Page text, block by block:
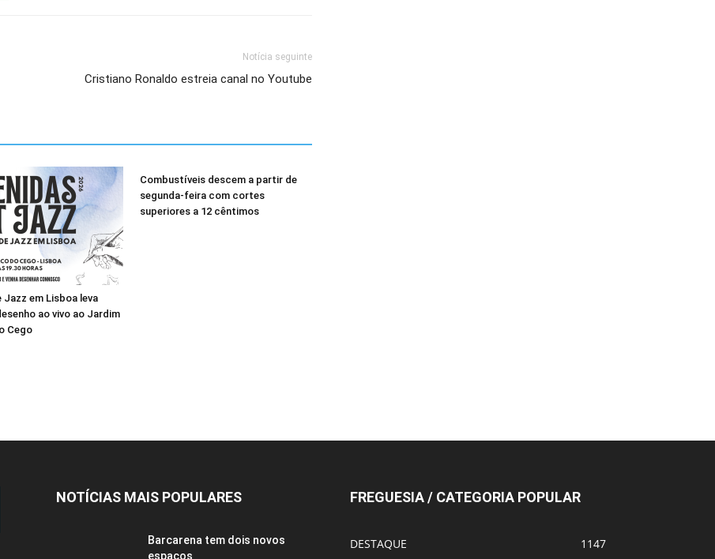
Notícia seguinte
Cristiano Ronaldo estreia canal no Youtube
Jazz em Lisboa leva
ao vivo ao Jardim
Cego
Combustíveis descem a partir de
segunda-feira com cortes
superiores a 12 cêntimos
NOTÍCIAS MAIS POPULARES
Barcarena tem dois novos
espaços
FREGUESIA / CATEGORIA POPULAR
DESTAQUE 1147